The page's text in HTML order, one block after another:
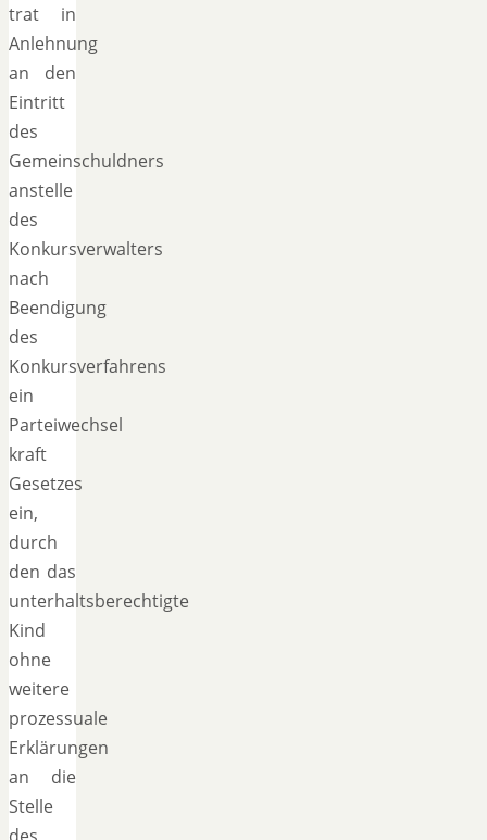
trat in
Anlehnung
an den
Eintritt
des
Gemeinschuldners
anstelle
des
Konkursverwalters
nach
Beendigung
des
Konkursverfahrens
ein
Parteiwechsel
kraft
Gesetzes
ein,
durch
den das
unterhaltsberechtigte
Kind
ohne
weitere
prozessuale
Erklärungen
an die
Stelle